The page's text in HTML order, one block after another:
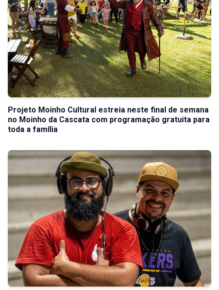
Projeto Moinho Cultural estreia neste final de semana
no Moinho da Cascata com programação gratuita para
toda a família